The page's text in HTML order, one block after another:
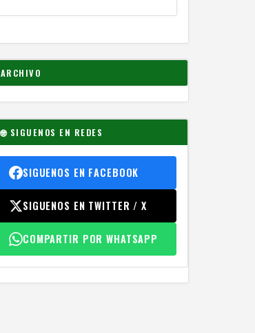
ARCHIVO
🌐 SIGUENOS EN REDES
SIGUENOS EN FACEBOOK
SIGUENOS EN TWITTER / X
COMPARTIR POR WHATSAPP